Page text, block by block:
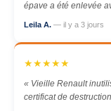
épave a été enlevée
Leila A. — il y a 3 jours
★★★★★
« Vieille Renault
certificat de